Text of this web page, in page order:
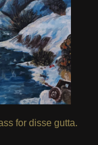
for disse gutta.